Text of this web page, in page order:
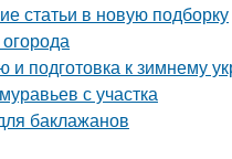
статьи в новую подборку
и подготовка к зимнему
с участка
баклажанов